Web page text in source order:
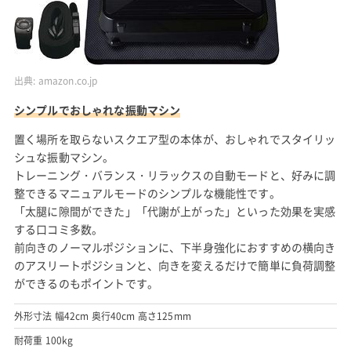
出典: amazon.co.jp
シンプルでおしゃれな振動マシン
置く場所を取らないスクエア型の本体が、おしゃれでスタイリッ
シュな振動マシン。
トレーニング・バランス・リラックスの自動モードと、好みに調
整できるマニュアルモードのシンプルな機能性です。
「太腿に隙間ができた」「代謝が上がった」といった効果を実感
する口コミ多数。
前向きのノーマルポジションに、下半身強化におすすめの横向き
のアスリートポジションと、向きを変えるだけで簡単に負荷調整
ができるのもポイントです。
外形寸法 幅42cm 奥行40cm 高さ125mm
耐荷重 100kg